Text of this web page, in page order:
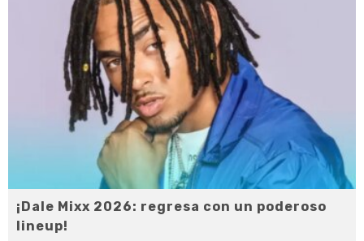
¡Dale Mixx 2026: regresa con un poderoso
lineup!